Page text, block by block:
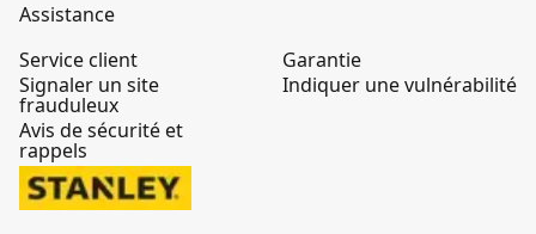
Assistance
Service client
Signaler un site
frauduleux
Avis de sécurité et
rappels
Garantie
Indiquer une vulnérabilité